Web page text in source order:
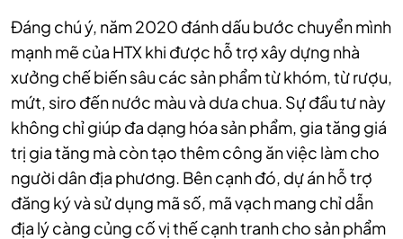
Đáng chú ý, năm 2020 đánh dấu bước chuyển mình
mạnh mẽ của HTX khi được hỗ trợ xây dựng nhà
xưởng chế biến sâu các sản phẩm từ khóm, từ rượu,
mứt, siro đến nước màu và dưa chua. Sự đầu tư này
không chỉ giúp đa dạng hóa sản phẩm, gia tăng giá
trị gia tăng mà còn tạo thêm công ăn việc làm cho
người dân địa phương. Bên cạnh đó, dự án hỗ trợ
đăng ký và sử dụng mã số, mã vạch mang chỉ dẫn
địa lý càng củng cố vị thế cạnh tranh cho sản phẩm